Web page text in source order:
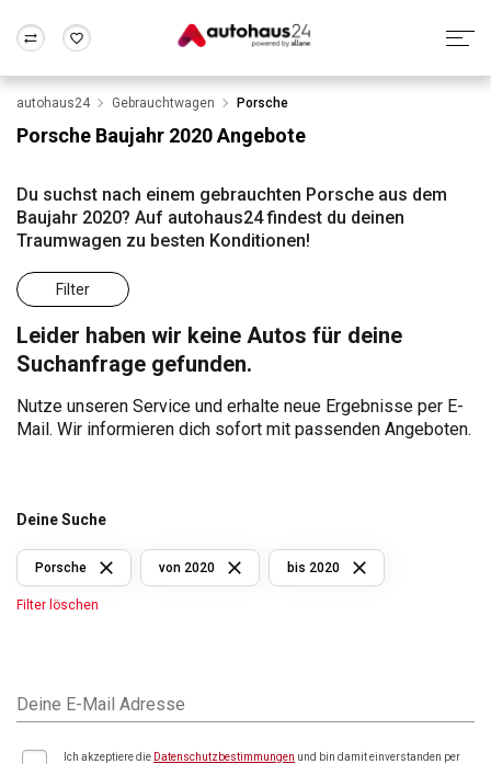
Wir bewerten dein Auto
Alle Fragen & Antworten
Rund um die Inzahlungnahme
Frankfurt Wuppertal
autohaus24 Gebrauchtwagen Porsche
Porsche Baujahr 2020 Angebote
Du suchst nach einem gebrauchten Porsche aus dem
Baujahr 2020? Auf autohaus24 findest du deinen
Traumwagen zu besten Konditionen!
Filter
Leider haben wir keine Autos für deine
Suchanfrage gefunden.
Nutze unseren Service und erhalte neue Ergebnisse per E-
Mail. Wir informieren dich sofort mit passenden Angeboten.
Deine Suche
Porsche von 2020 bis 2020
Filter löschen
Deine E-Mail Adresse
Ich akzeptiere die Datenschutzbestimmungen und bin damit einverstanden per